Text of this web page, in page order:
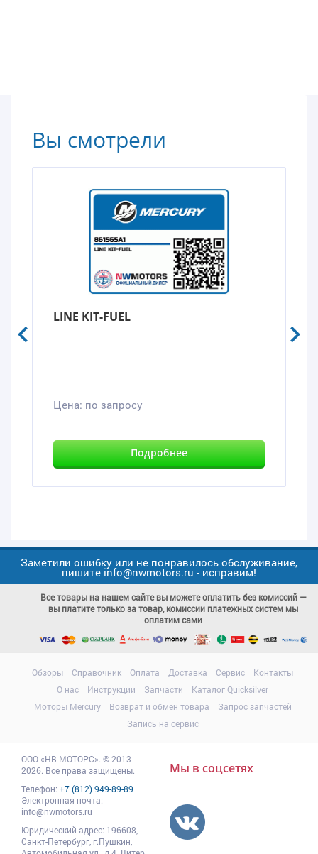
Вы смотрели
LINE KIT-FUEL
Цена: по запросу
Подробнее
Заметили ошибку или не понравилось обслуживание,
пишите info@nwmotors.ru - исправим!
Все товары на нашем сайте вы можете оплатить без комиссий —
вы платите только за товар, комиссии платежных систем мы
оплатим сами
Обзоры Справочник Оплата Доставка Сервис
Контакты
О нас
Инструкции Запчасти
Каталог Quicksilver
Моторы Mercury
Возврат и обмен товара
Запрос запчастей
Запись на сервис
ООО«НВ МОТОРС» © 2013-
2026. Все права защищены.
Телефон: +7 (812) 949-89-89
Электронная почта:
info@nwmotors.ru
Юридический адрес: 196608
Санкт-Петербург, г.Пушкин
Мы в соцсетях